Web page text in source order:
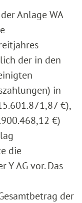
Anlage WA
der in den
in
€),
€)
die
Y AG vor. Das
der